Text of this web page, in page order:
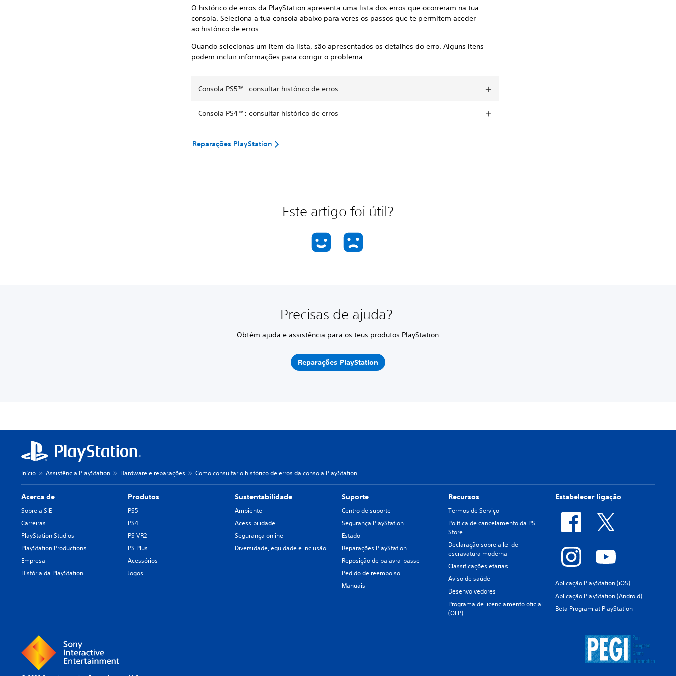
O histórico de erros da PlayStation apresenta uma lista dos erros que ocorreram na tua
consola. Seleciona a tua consola abaixo para veres os passos que te permitem aceder
ao histórico de erros.
Quando selecionas um item da lista, são apresentados os detalhes do erro. Alguns itens
podem incluir informações para corrigir o problema.
Consola PS5™: consultar histórico de erros
Consola PS4™: consultar histórico de erros
Reparações PlayStation
Este artigo foi útil?
Precisas de ajuda?
Obtém ajuda e assistência para os teus produtos PlayStation
Reparações PlayStation
Início Assistência PlayStation Hardware e reparações Como consultar o histórico de erros da consola PlayStation
Acerca de
Sobre a SIE
Carreiras
PlayStation Studios
PlayStation Productions
Empresa
História da PlayStation
Produtos
PS5
PS4
PS VR2
PS Plus
Acessórios
Jogos
Sustentabilidade
Ambiente
Acessibilidade
Segurança online
Diversidade, equidade e inclusão
Suporte
Centro de suporte
Segurança PlayStation
Estado
Reparações PlayStation
Reposição de palavra-passe
Pedido de reembolso
Manuais
Recursos
Termos de Serviço
Política de cancelamento da PS
Store
Declaração sobre a lei de
escravatura moderna
Classificações etárias
Aviso de saúde
Desenvolvedores
Programa de licenciamento oficial
(OLP)
Estabelecer ligação
Aplicação PlayStation (iOS)
Aplicação PlayStation (Android)
Beta Program at PlayStation